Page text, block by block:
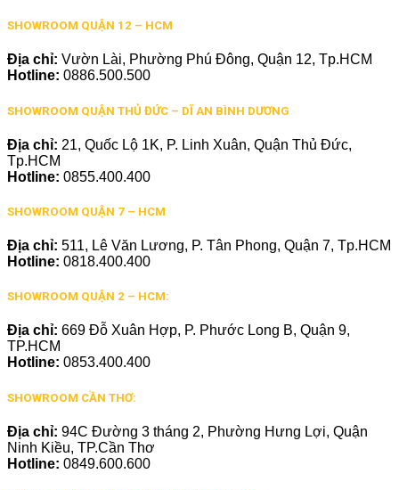
SHOWROOM QUẬN 12 – HCM
Địa chỉ: Vườn Lài, Phường Phú Đông, Quận 12, Tp.HCM
Hotline: 0886.500.500
SHOWROOM QUẬN THỦ ĐỨC – DĨ AN BÌNH DƯƠNG
Địa chỉ: 21, Quốc Lộ 1K, P. Linh Xuân, Quận Thủ Đức,
Tp.HCM
Hotline: 0855.400.400
SHOWROOM QUẬN 7 – HCM
Địa chỉ: 511, Lê Văn Lương, P. Tân Phong, Quận 7, Tp.HCM
Hotline: 0818.400.400
SHOWROOM QUẬN 2 – HCM:
Địa chỉ: 669 Đỗ Xuân Hợp, P. Phước Long B, Quận 9,
TP.HCM
Hotline: 0853.400.400
SHOWROOM CẦN THƠ:
Địa chỉ: 94C Đường 3 tháng 2, Phường Hưng Lợi, Quận
Ninh Kiều, TP.Cần Thơ
Hotline: 0849.600.600